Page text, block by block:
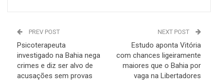
PREV POST
Psicoterapeuta
investigado na Bahia nega
crimes e diz ser alvo de
acusações sem provas
NEXT POST
Estudo aponta Vitória
com chances ligeiramente
maiores que o Bahia por
vaga na Libertadores